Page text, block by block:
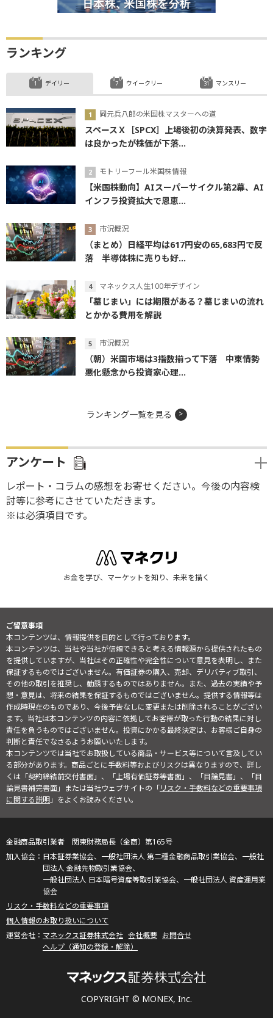
ランキング
デイリー
岡元兵八郎の米国株マスターへの道
スペースＸ［SPCX］上場後初の決算発表、数字
は良かったが株価が下落...
モトリーフール米国株情報
【米国株動向】AIスーパーサイクル第2幕、AI
インフラ投資拡大で恩恵...
市況概況
（まとめ）日経平均は617円安の65,683円で反
落 半導体株に売りも好...
マネックス人生100年デザイン
「墓じまい」には期限がある？墓じまいの流れ
とかかる費用を解説
市況概況
（朝）米国市場は3指数揃って下落 中東情勢
悪化懸念から投資家心理...
ウイークリー マンスリー
ランキング一覧を見る
アンケート
レポート・コラムの感想をお寄せください。今後の内容検
討等に参考にさせていただきます。
※は必須項目です。
お金を学び、マーケットを知り、未来を描く
ご留意事項
本コンテンツは、情報提供を目的として行っております。
本コンテンツは、当社や当社が信頼できると考える情報源から提供されたもの
を提供していますが、当社はその正確性や完全性について意見を表明し、また
保証するものではございません。有価証券の購入、売却、デリバティブ取引、
その他の取引を推奨し、勧誘するものではありません。また、過去の実績や予
想・意見は、将来の結果を保証するものではございません。提供する情報等は
作成時現在のものであり、今後予告なしに変更または削除されることがござい
ます。当社は本コンテンツの内容に依拠してお客様が取った行動の結果に対し
責任を負うものではございません。投資にかかる最終決定は、お客様ご自身の
判断と責任でなさるようお願いいたします。
本コンテンツでは当社でお取扱している商品・サービス等について言及してい
る部分があります。商品ごとに手数料等およびリスクは異なりますので、詳し
くは「契約締結前交付書面」、「上場有価証券等書面」、「目論見書」、「目
論見書補完書面」または当社ウェブサイトの「リスク・手数料などの重要事項
に関する説明」をよくお読みください。
COPYRIGHT © MONEX, Inc.
金融商品取引業者 関東財務局長（金商）第165号
日本証券業協会、一般社団法人 第二種金融商品取引業協会、一般社
団法人 金融先物取引業協会、
一般社団法人 日本暗号資産等取引業協会、一般社団法人 資産運用業
協会
リスク・手数料などの重要事項
個人情報のお取り扱いについて
マネックス証券株式会社 会社概要 お問合せ
ヘルプ（通知の登録・解除）